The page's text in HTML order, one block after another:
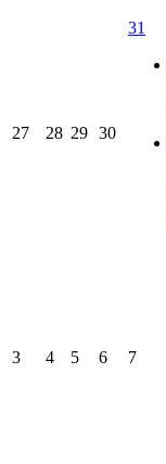
27 28 29 30
31
3 4 5 6 7